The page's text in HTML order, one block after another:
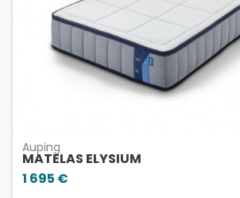
Auping
MATELAS ELYSIUM
1 695 €